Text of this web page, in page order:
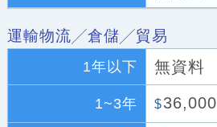
運輸物流╱倉儲╱貿易
1年以下 無資料
1~3年 $36,000